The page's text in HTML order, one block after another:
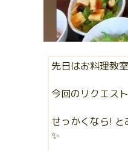
先日はお料理教
今回のリクエス
せっかくなら!
✨